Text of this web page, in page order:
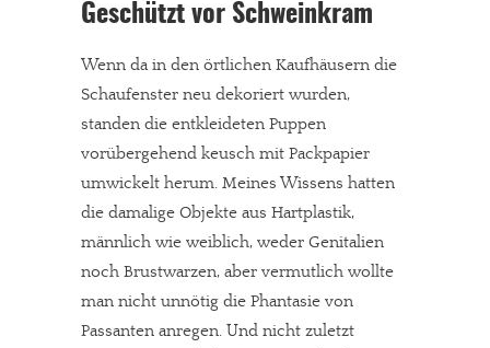
Geschützt vor Schweinkram
Wenn da in den örtlichen Kaufhäusern die
Schaufenster neu dekoriert wurden,
standen die entkleideten Puppen
vorübergehend keusch mit Packpapier
umwickelt herum. Meines Wissens hatten
die damalige Objekte aus Hartplastik,
männlich wie weiblich, weder Genitalien
noch Brustwarzen, aber vermutlich wollte
man nicht unnötig die Phantasie von
Passanten anregen. Und nicht zuletzt